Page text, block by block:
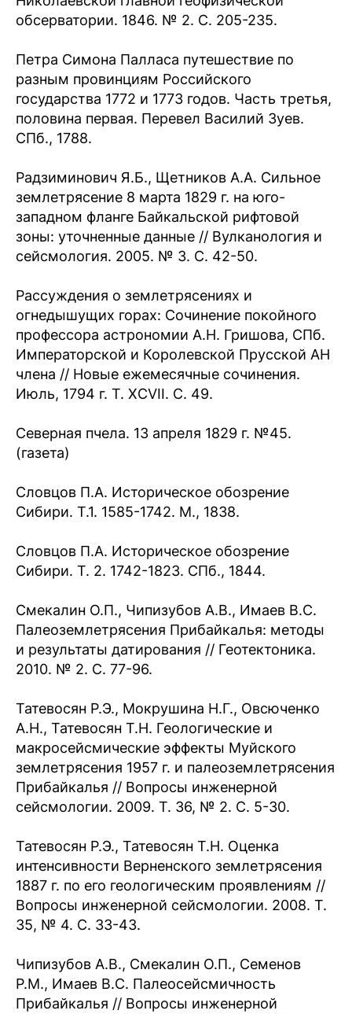
обсерватории. 1846. № 2. С. 205-235.
Петра Симона Палласа путешествие по
разным провинциям Российского
государства 1772 и 1773 годов. Часть третья,
половина первая. Перевел Василий Зуев.
СПб., 1788.
Радзиминович Я.Б., Щетников А.А. Сильное
землетрясение 8 марта 1829 г. на юго-
западном фланге Байкальской рифтовой
зоны: уточненные данные // Вулканология и
сейсмология. 2005. № 3. С. 42-50.
Рассуждения о землетрясениях и
огнедышущих горах: Сочинение покойного
профессора астрономии А.Н. Гришова, СПб.
Императорской и Королевской Прусской АН
члена // Новые ежемесячные сочинения.
Июль, 1794 г. Т. XCVII. С. 49.
Северная пчела. 13 апреля 1829 г. №45.
(газета)
Словцов П.А. Историческое обозрение
Сибири. Т.1. 1585-1742. М., 1838.
Словцов П.А. Историческое обозрение
Сибири. Т. 2. 1742-1823. СПб., 1844.
Смекалин О.П., Чипизубов А.В., Имаев В.С.
Палеоземлетрясения Прибайкалья: методы
и результаты датирования // Геотектоника.
2010. № 2. С. 77-96.
Татевосян Р.Э., Мокрушина Н.Г., Овсюченко
А.Н., Татевосян Т.Н. Геологические и
макросейсмические эффекты Муйского
землетрясения 1957 г. и палеоземлетрясения
Прибайкалья // Вопросы инженерной
сейсмологии. 2009. Т. 36, № 2. C. 5-30.
Татевосян Р.Э., Татевосян Т.Н. Оценка
интенсивности Верненского землетрясения
1887 г. по его геологическим проявлениям //
Вопросы инженерной сейсмологии. 2008. Т.
35, № 4. C. 33-43.
Чипизубов А.В., Смекалин О.П., Семенов
Р.М., Имаев В.С. Палеосейсмичность
Прибайкалья // Вопросы инженерной